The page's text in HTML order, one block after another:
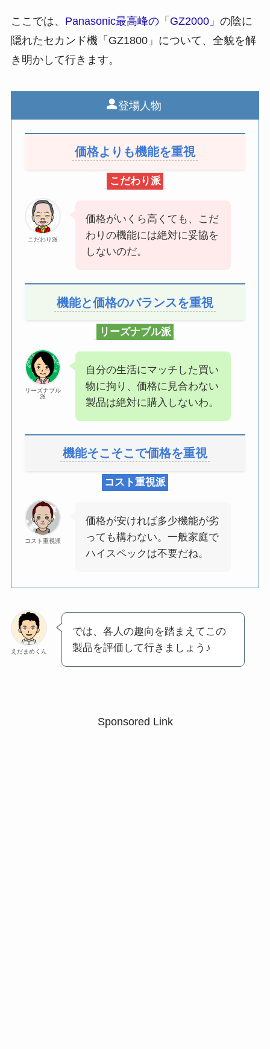
ここでは、 Panasonic最高峰の「GZ2000」 の陰に
隠れたセカンド機「GZ1800」について、全貌を解
き明かして行きます。
登場人物
価格よりも機能を重視
こだわり派
こだわり派
価格がいくら高くても、こだ
わりの機能には絶対に妥協を
しないのだ。
機能と価格のバランスを重視
リーズナブル派
リーズナブル
派
自分の生活にマッチした買い
物に拘り、価格に見合わない
製品は絶対に購入しないわ。
機能そこそこで価格を重視
コスト重視派
コスト重視派
価格が安ければ多少機能が劣
っても構わない。一般家庭で
ハイスペックは不要だね。
えだまめくん
では、各人の趣向を踏まえてこの
製品を評価して行きましょう♪
Sponsored Link